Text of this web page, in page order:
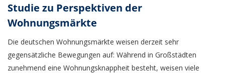
Studie zu Perspektiven der
Wohnungsmärkte
Die deutschen Wohnungsmärkte weisen derzeit sehr
gegensätzliche Bewegungen auf: Während in Großstädten
zunehmend eine Wohnungsknappheit besteht, weisen viele